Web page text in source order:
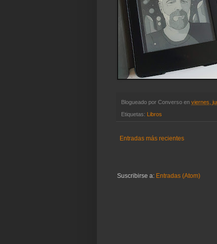
Blogueado por Converso en viernes,
Etiquetas: Libros
Entradas más recientes
Suscribirse a: Entradas (Atom)